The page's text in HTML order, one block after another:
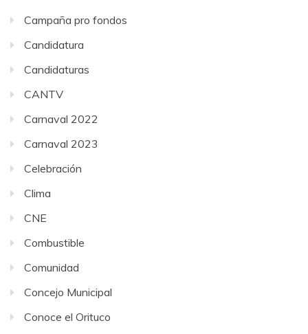
Campaña pro fondos
Candidatura
Candidaturas
CANTV
Carnaval 2022
Carnaval 2023
Celebración
Clima
CNE
Combustible
Comunidad
Concejo Municipal
Conoce el Orituco